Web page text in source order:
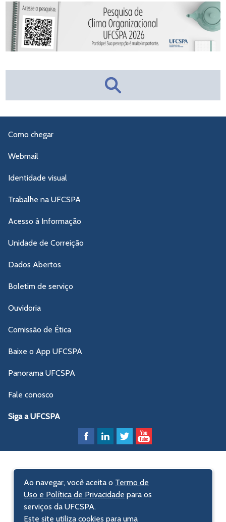
Como chegar
Webmail
Identidade visual
Trabalhe na UFCSPA
Acesso à Informação
Unidade de Correição
Dados Abertos
Boletim de serviço
Ouvidoria
Comissão de Ética
Baixe o App UFCSPA
Panorama UFCSPA
Fale conosco
Siga a UFCSPA
Ao navegar, você aceita o Termo de
Uso e Política de Privacidade para os
serviços da UFCSPA.
Este site utiliza cookies para uma